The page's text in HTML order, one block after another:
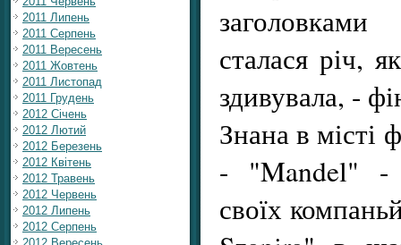
2011 Липень
2011 Серпень
2011 Вересень
2011 Жовтень
2011 Листопад
2011 Грудень
2012 Січень
2012 Лютий
2012 Березень
2012 Квітень
2012 Травень
2012 Червень
2012 Липень
2012 Серпень
сталася річ,
здивувала, -
Знана в місті
- "Mandel" -
своїх